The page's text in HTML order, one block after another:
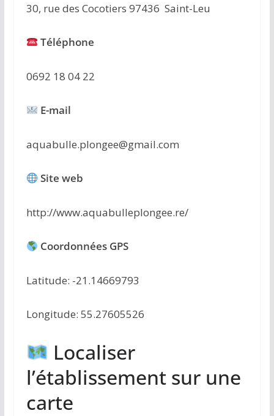
30, rue des Cocotiers 97436 Saint-Leu
Téléphone
0692 18 04 22
E-mail
aquabulle.plongee@gmail.com
Site web
http://www.aquabulleplongee.re/
Coordonnées GPS
Latitude: -21.14669793
Longitude: 55.27605526
Localiser
l’établissement sur une
carte